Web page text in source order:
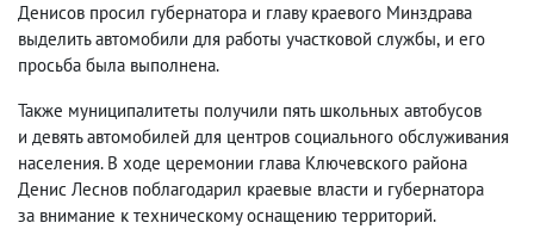
Денисов просил губернатора и главу краевого Минздрава
выделить автомобили для работы участковой службы, и его
просьба была выполнена.
Также муниципалитеты получили пять школьных автобусов
и девять автомобилей для центров социального обслуживания
населения. В ходе церемонии глава Ключевского района
Денис Леснов поблагодарил краевые власти и губернатора
за внимание к техническому оснащению территорий.